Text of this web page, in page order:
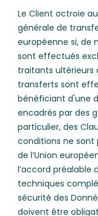
Le Client octroie
générale de
européenne si, de
sont effectués
traitants ultérieurs
transferts sont
bénéficiant d'une
encadrés par des
particulier, des
conditions ne sont
de l’Union
l’accord préalable
techniques
sécurité des
doivent être